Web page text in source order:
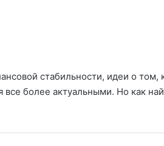
стабильности, идеи о том,
все более актуальными. Но как